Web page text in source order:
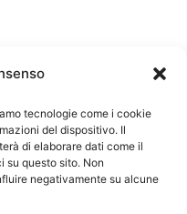
tecnologie come i cookie
del dispositivo. Il
di elaborare dati come il
su questo sito. Non
negativamente su alcune
Porti 21 -